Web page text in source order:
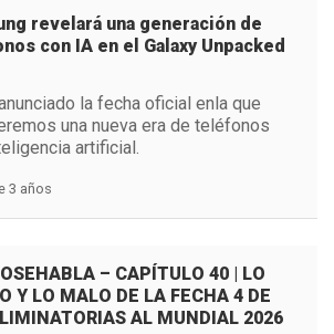
revelará una generación de
con IA en el Galaxy Unpacked
la fecha oficial enla que
una nueva era de teléfonos
artificial.
3 años
– CAPÍTULO 40 | LO
Y LO MALO DE LA FECHA 4 DE
AL MUNDIAL 2026